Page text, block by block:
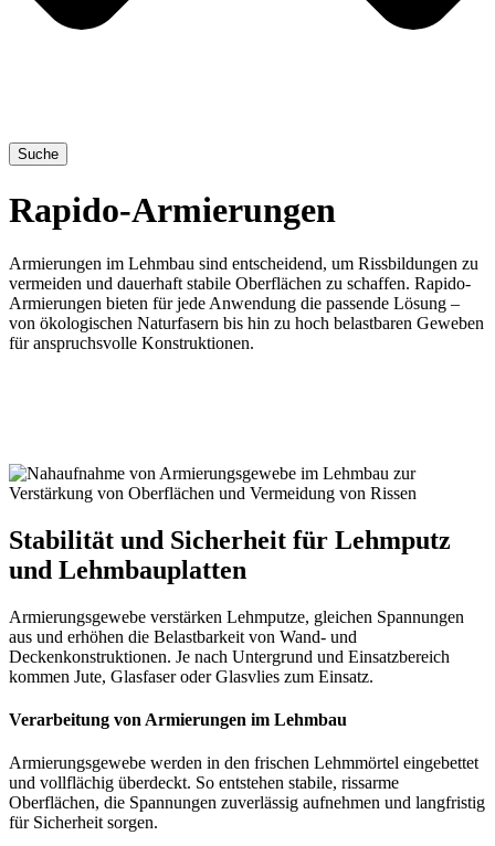
Suche
Rapido-Armierungen
Armierungen im Lehmbau sind entscheidend, um Rissbildungen zu
vermeiden und dauerhaft stabile Oberflächen zu schaffen. Rapido-
Armierungen bieten für jede Anwendung die passende Lösung –
von ökologischen Naturfasern bis hin zu hoch belastbaren Geweben
für anspruchsvolle Konstruktionen.
Stabilität und Sicherheit für Lehmputz
und Lehmbauplatten
Armierungsgewebe verstärken Lehmputze, gleichen Spannungen
aus und erhöhen die Belastbarkeit von Wand- und
Deckenkonstruktionen. Je nach Untergrund und Einsatzbereich
kommen Jute, Glasfaser oder Glasvlies zum Einsatz.
Verarbeitung von Armierungen im Lehmbau
Armierungsgewebe werden in den frischen Lehmmörtel eingebettet
und vollflächig überdeckt. So entstehen stabile, rissarme
Oberflächen, die Spannungen zuverlässig aufnehmen und langfristig
für Sicherheit sorgen.